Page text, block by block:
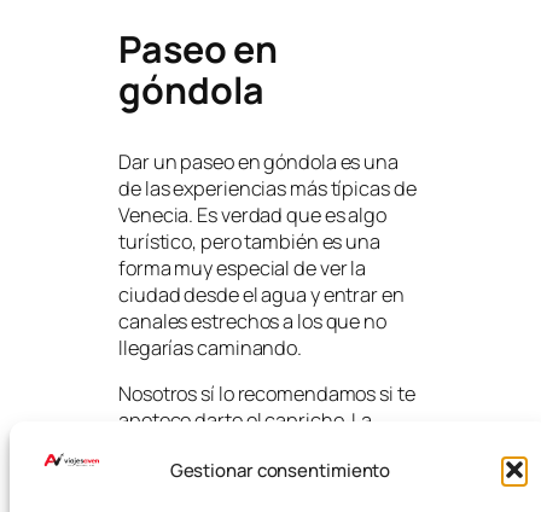
Gestionar consentimiento
Paseo en
góndola
Dar un paseo en góndola es una
de las experiencias más típicas de
Venecia. Es verdad que es algo
turístico, pero también es una
forma muy especial de ver la
ciudad desde el agua y entrar en
canales estrechos a los que no
llegarías caminando.
Nosotros sí lo recomendamos si te
apetece darte el capricho. La
bastante desde la góndola y